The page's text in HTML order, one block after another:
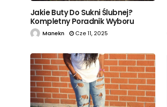
Jakie Buty Do Sukni Ślubnej?
Kompletny Poradnik Wyboru
Manekn Cze 11, 2025